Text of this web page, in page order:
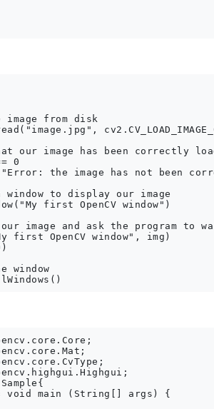
image from disk
our image has been correctly
0
the image has not been
window to display our image
first OpenCV window")
image and ask the program to
first OpenCV window", img)
window
void main (String[] args) {